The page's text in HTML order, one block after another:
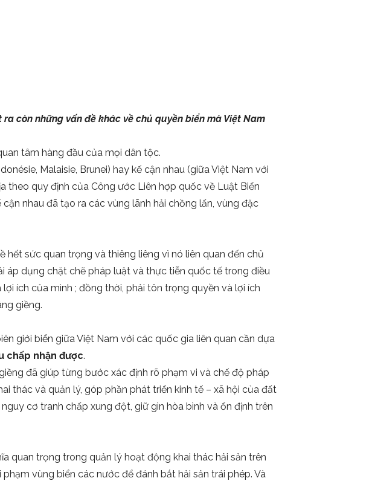
còn những vấn đề khác về chủ quyền biển mà Việt Nam
tâm hàng đầu của mọi dân tộc.
Malaisie, Brunei) hay kế cận nhau (giữa Việt Nam với
theo quy định của Công ước Liên hợp quốc về Luật Biển
nhau đã tạo ra các vùng lãnh hải chồng lấn, vùng đặc
hết sức quan trọng và thiêng liêng vì nó liên quan đến chủ
áp dụng chặt chẽ pháp luật và thực tiễn quốc tế trong điều
ích của mình ; đồng thời, phải tôn trọng quyền và lợi ích
giềng.
giới biển giữa Việt Nam với các quốc gia liên quan cần dựa
chấp nhận được.
đã giúp từng bước xác định rõ phạm vi và chế độ pháp
thác và quản lý, góp phần phát triển kinh tế – xã hội của đất
cơ tranh chấp xung đột, giữ gìn hòa bình và ổn định trên
quan trọng trong quản lý hoạt động khai thác hải sản trên
vùng biển các nước để đánh bắt hải sản trái phép. Và